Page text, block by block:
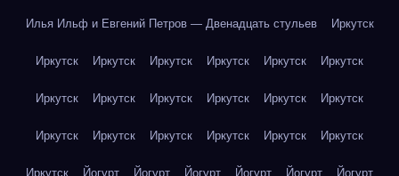
Илья Ильф и Евгений Петров — Двенадцать стульев Иркутск
Иркутск Иркутск Иркутск Иркутск Иркутск Иркутск
Иркутск Иркутск Иркутск Иркутск Иркутск Иркутск
Иркутск Иркутск Иркутск Иркутск Иркутск Иркутск
Иркутск Йогурт Йогурт Йогурт Йогурт Йогурт Йогурт